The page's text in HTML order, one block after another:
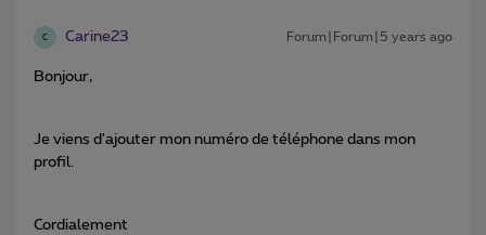
C Carine23 Forum|Forum|5 years ago
Bonjour,
Je viens d'ajouter mon numéro de téléphone dans mon
profil.
Cordialement